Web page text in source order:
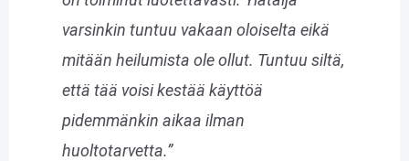
varsinkin tuntuu vakaan oloiselta eikä
mitään heilumista ole ollut. Tuntuu siltä,
että tää voisi kestää käyttöä
pidemmänkin aikaa ilman
huoltotarvetta.”